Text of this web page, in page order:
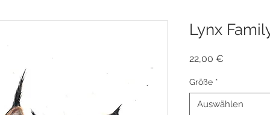
Lynx
22,00 €
Größe *
Auswählen